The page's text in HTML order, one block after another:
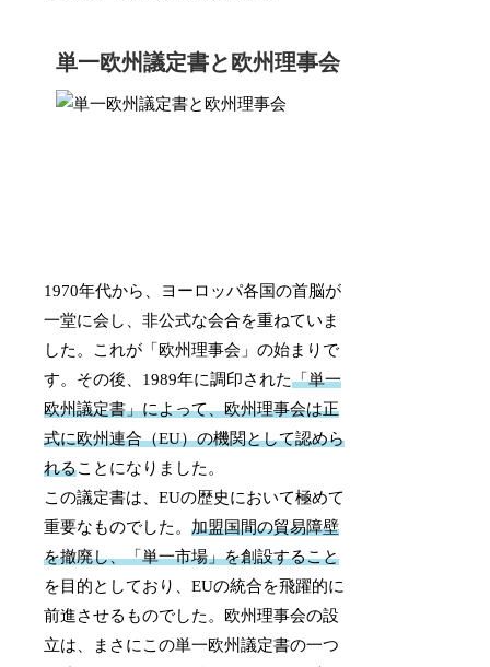
単一欧州議定書と欧州理事会
1970年代から、ヨーロッパ各国の首脳が
一堂に会し、非公式な会合を重ねていま
した。これが「欧州理事会」の始まりで
す。その後、1989年に調印された「単一
欧州議定書」によって、欧州理事会は正
式に欧州連合（EU）の機関として認めら
れることになりました。
この議定書は、EUの歴史において極めて
重要なものでした。加盟国間の貿易障壁
を撤廃し、「単一市場」を創設すること
を目的としており、EUの統合を飛躍的に
前進させるものでした。欧州理事会の設
立は、まさにこの単一欧州議定書の一つ